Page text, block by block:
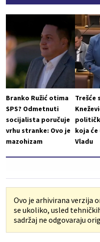
Branko Ružić otima
SPS? Odmetnuti
socijalista poručuje
vrhu stranke: Ovo je
mazohizam
Trešće
koja
Vladu
Ovo je arhivirana verzija
se ukoliko, usled
sadržaj ne odgovaraju